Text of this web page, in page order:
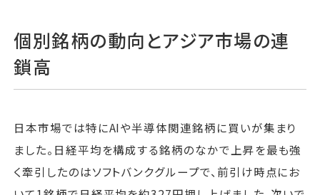
個別銘柄の動向とアジア市場の連
鎖高
日本市場では特にAIや半導体関連銘柄に買いが集まり
ました。日経平均を構成する銘柄のなかで上昇を最も強
く牽引したのはソフトバンクグループで、前引け時点にお